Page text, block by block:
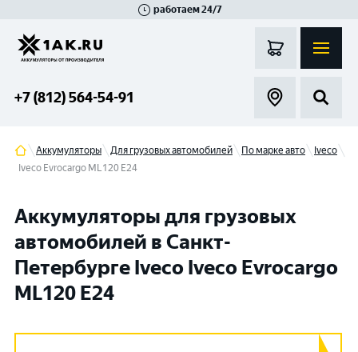
работаем 24/7
+7 (812) 564-54-91
Аккумуляторы Для грузовых автомобилей По марке авто
Iveco
Iveco Evrocargo ML120 E24
Аккумуляторы для грузовых
автомобилей в Санкт-
Петербурге Iveco Iveco Evrocargo
ML120 E24
Гатчина